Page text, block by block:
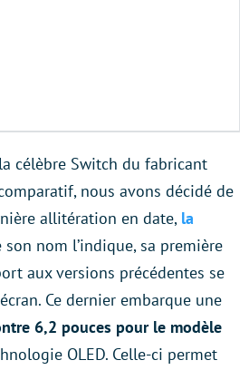
célèbre Switch du fabricant
nous avons décidé de
allitération en date, la
son nom l’indique, sa première
aux versions précédentes se
Ce dernier embarque une
6,2 pouces pour le modèle
OLED. Celle-ci permet